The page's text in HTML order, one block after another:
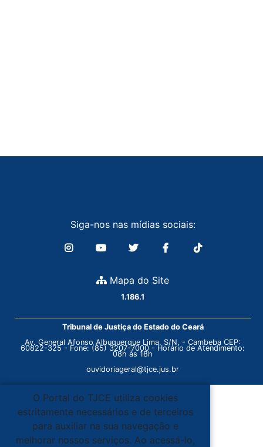
Siga-nos nas mídias sociais:
Mapa do Site
1.186.1
Tribunal de Justiça do Estado do Ceará
Av. General Afonso Albuquerque Lima, S/N. - Cambeba CEP:
60822-325 - Fone: (85) 3207-7000 - Horário de Atendimento:
08h às 18h
ouvidoriageral@tjce.jus.br
O Portal do TJCE utiliza cookies
estritamente necessários e de terceiros
para auxiliar na sua navegação e
melhorar nossos serviços. Ao acessá-lo,